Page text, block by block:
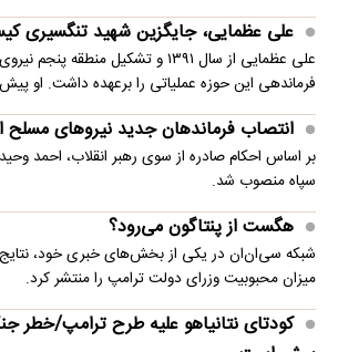
علی عظمایی، جایگزین شهید تنگسیری
علی عظمایی از سال ۱۳۹۱ و تشکیل منطقه
فرماندهی این حوزه عملیاتی را برعهده داشت. او
انتصاب فرماندهان جدید نیروهای مسلح
بر اساس احکام صادره از سوی رهبر انقلاب، احمد
سپاه منصوب شد.
هگست از پنتاگون می‌رود؟
شبکه سی‌ان‌ان در یکی از بخش‌های خبری خود، نتایج
میزان محبوبیت وزرای دولت ترامپ را منتشر کرد.
کودتای نتانیاهو علیه طرح ترامپ/خطر